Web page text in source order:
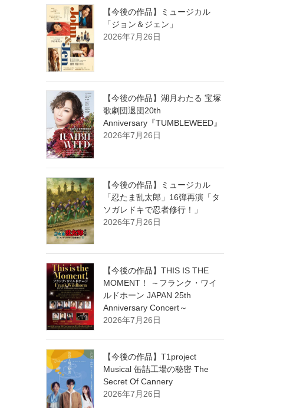
【今後の作品】ミュージカル
「ジョン＆ジェン」
2026年7月26日
【今後の作品】湖月わたる 宝塚
歌劇団退団20th
Anniversary『TUMBLEWEED』
2026年7月26日
【今後の作品】ミュージカル
「忍たま乱太郎」16弾再演「タ
ソガレドキで忍者修行！」
2026年7月26日
【今後の作品】THIS IS THE
MOMENT！ ～フランク・ワイ
ルドホーン JAPAN 25th
Anniversary Concert～
2026年7月26日
【今後の作品】T1project
Musical 缶詰工場の秘密 The
Secret Of Cannery
2026年7月26日